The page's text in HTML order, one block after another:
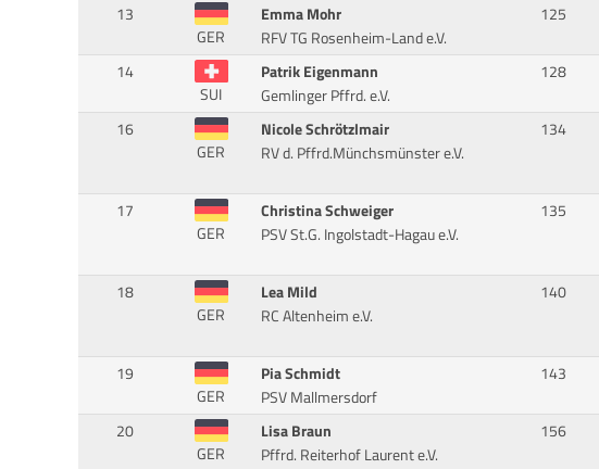
13
GER
Emma Mohr
RFV TG Rosenheim-Land e.V.
125
14
SUI
Patrik Eigenmann
Gemlinger Pffrd. e.V.
128
16
GER
Nicole Schrötzlmair
RV d. Pffrd.Münchsmünster e.V.
134
17
GER
Christina Schweiger
PSV St.G. Ingolstadt-Hagau e.V.
135
18
GER
Lea Mild
RC Altenheim e.V.
140
19
GER
Pia Schmidt
PSV Mallmersdorf
143
20
GER
Lisa Braun
Pffrd. Reiterhof Laurent e.V.
156